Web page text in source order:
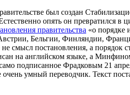
был создан
опять он превратился в
правительства «о порядке
Бельгии, Финляндии,
постановления, а порядок
на английском языке, а
подписанное Фрадковым 21
умный переводчик. Текст